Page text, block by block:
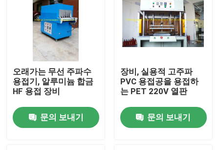
우리에 대하여
공장 여행
품질 관리
연락주세요
오래가는 무선 주파수
용접기, 알루미늄 합금
HF 용접 장비
문의 보내기
장비, 실용적 고주파
PVC 용접공을 용접하
는 PET 220V 열판
문의 보내기